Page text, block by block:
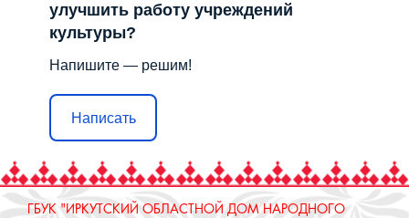
улучшить работу учреждений
культуры?
Напишите — решим!
Написать
ГБУК "ИРКУТСКИЙ ОБЛАСТНОЙ ДОМ НАРОДНОГО